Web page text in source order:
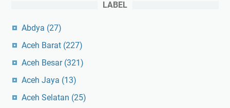
LABEL
Abdya (27)
Aceh Barat (227)
Aceh Besar (321)
Aceh Jaya (13)
Aceh Selatan (25)